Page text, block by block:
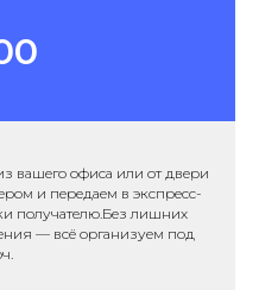
вашего офиса или от двери
и передаем в экспресс-
получателю.Без лишних
— всё организуем под